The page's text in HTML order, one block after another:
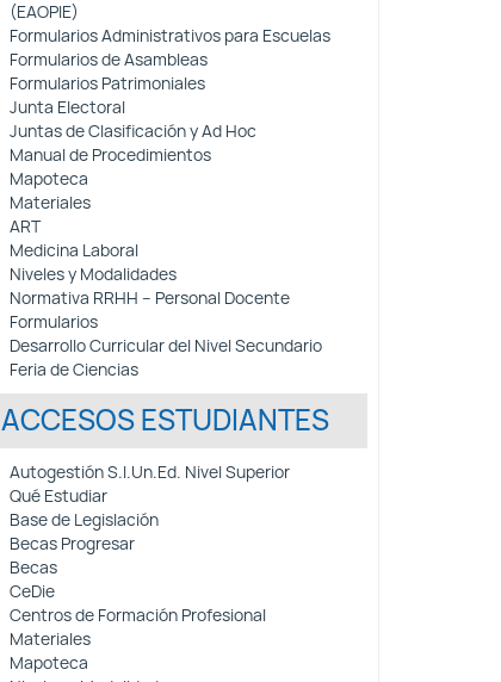
(EAOPIE)
Formularios Administrativos para Escuelas
Formularios de Asambleas
Formularios Patrimoniales
Junta Electoral
Juntas de Clasificación y Ad Hoc
Manual de Procedimientos
Mapoteca
Materiales
ART
Medicina Laboral
Niveles y Modalidades
Normativa RRHH – Personal Docente
Formularios
Desarrollo Curricular del Nivel Secundario
Feria de Ciencias
ACCESOS ESTUDIANTES
Autogestión S.I.Un.Ed. Nivel Superior
Qué Estudiar
Base de Legislación
Becas Progresar
Becas
CeDie
Centros de Formación Profesional
Materiales
Mapoteca